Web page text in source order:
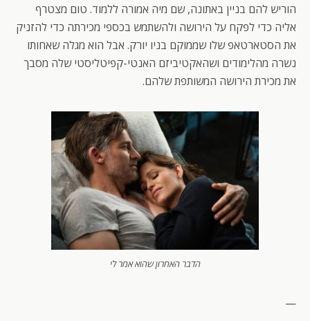
הוריש להם בניין באתונה, שם מיה אמורה ללמוד. טום מצטרף
אליה כדי לפקח על הירושה ולהשתמש בכספי מכירתה כדי להזניק
את הסטארטאפ שלו שממוקם בניו יורק. אבל הוא מגלה שאחותו
נשרה מהלימודים ושהאקטיביזם האנטי-קפיטליסטי שלה מסבך
את מכירת הירושה המשותפת שלהם.
הדבר האחרון שהוא אמר לי
—